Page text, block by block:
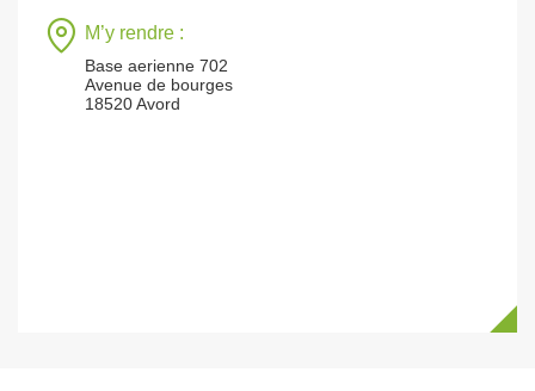
M’y rendre :
Base aerienne 702
Avenue de bourges
18520 Avord